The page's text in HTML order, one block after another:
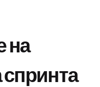
на
спринта